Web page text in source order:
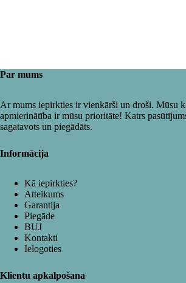
Par mums
Ar mums iepirkties ir vienkārši un droši. Mūsu
apmierinātība ir mūsu prioritāte! Katrs
sagatavots un piegādāts.
Informācija
Kā iepirkties?
Atteikums
Garantija
Piegāde
BUJ
Kontakti
Ielogoties
Klientu apkalpošana